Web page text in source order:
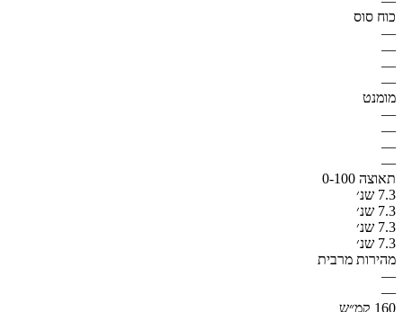
כוח סוס
—
—
—
—
מומנט
—
—
—
—
תאוצה 0-100
7.3 שנ׳
7.3 שנ׳
7.3 שנ׳
7.3 שנ׳
מהירות מרבית
—
—
160 קמ״ש